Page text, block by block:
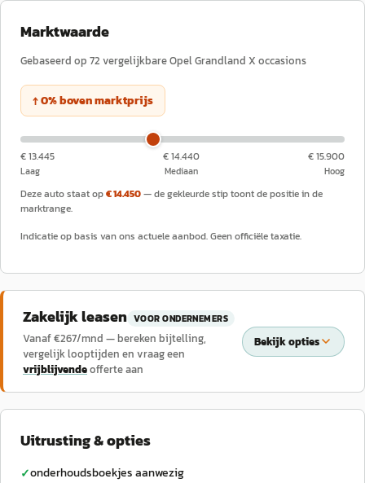
Marktwaarde
Gebaseerd op 72 vergelijkbareOpelGrandland X occasions
↑0%bovenmarktprijs
€ 13.445
Laag
€ 14.440
Mediaan
€ 15.900
Hoog
Deze auto staat op€ 14.450— de gekleurde stip toont de positie in de
marktrange.
Indicatie op basis van ons actuele aanbod. Geen officiële taxatie.
Zakelijk leasen VOOR ONDERNEMERS
Vanaf €267/mnd — bereken bijtelling,
vergelijk looptijden en vraag een
vrijblijvendeofferte aan
Bekijk opties
Uitrusting & opties
✓onderhoudsboekjes aanwezig